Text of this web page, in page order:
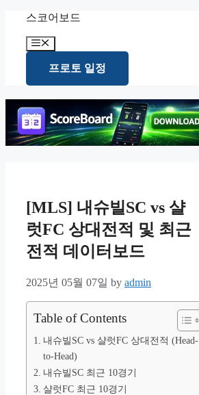
content
스코어보드
Menu
프로토 일정
[MLS] 내슈빌SC vs 샬
럿FC 상대전적 및 최근
전적 데이터보드
2025년 05월 07일 by admin
Table of Contents
내슈빌SC vs 샬럿FC 상대전적 (Head-
to-Head)
내슈빌SC 최근 10경기
샬럿FC 최근 10경기